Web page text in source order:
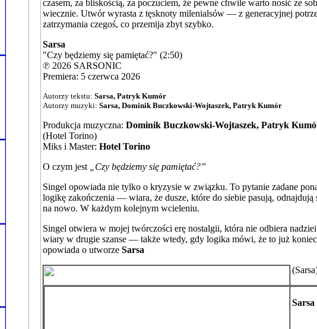
czasem, za bliskością, za poczuciem, że pewne chwile warto nosić ze
wiecznie. Utwór wyrasta z tęsknoty milenialsów — z generacyjnej
zatrzymania czegoś, co przemija zbyt szybko.
Sarsa
"Czy będziemy się pamiętać?" (2:50)
℗ 2026 SARSONIC
Premiera: 5 czerwca 2026
Autorzy tekstu: Sarsa, Patryk Kumór
Autorzy muzyki: Sarsa, Dominik Buczkowski-Wojtaszek, Patryk Kumór
Produkcja muzyczna: Dominik Buczkowski-Wojtaszek, Patryk
(Hotel Torino)
Miks i Master: Hotel Torino
O czym jest
„Czy będziemy się pamiętać?”
Singel opowiada nie tylko o kryzysie w związku. To pytanie zadane
logikę zakończenia — wiara, że dusze, które do siebie pasują, odnajdują
na nowo. W każdym kolejnym wcieleniu.
Singel otwiera w mojej twórczości erę nostalgii, która nie odbiera
wiary w drugie szanse — także wtedy, gdy logika mówi, że to już
opowiada o utworze Sarsa
Sarsa